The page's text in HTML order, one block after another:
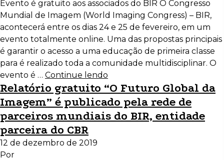
Evento é gratuito aos associados do BIR O Congresso
Mundial de Imagem (World Imaging Congress) – BIR,
acontecerá entre os dias 24 e 25 de fevereiro, em um
evento totalmente online. Uma das propostas principais
é garantir o acesso a uma educação de primeira classe
para é realizado toda a comunidade multidisciplinar. O
evento é … Continue lendo
Relatório gratuito “O Futuro Global da
Imagem” é publicado pela rede de
parceiros mundiais do BIR, entidade
parceira do CBR
12 de dezembro de 2019
Por